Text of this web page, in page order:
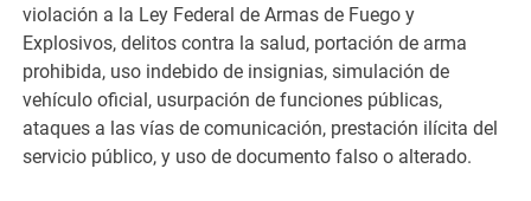
violación a la Ley Federal de Armas de Fuego y
Explosivos, delitos contra la salud, portación de arma
prohibida, uso indebido de insignias, simulación de
vehículo oficial, usurpación de funciones públicas,
ataques a las vías de comunicación, prestación ilícita del
servicio público, y uso de documento falso o alterado.